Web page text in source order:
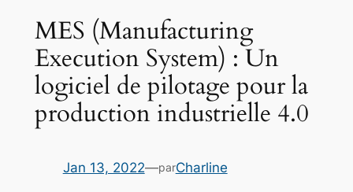
MES (Manufacturing
Execution System) : Un
logiciel de pilotage pour la
production industrielle 4.0
Jan 13, 2022—parCharline